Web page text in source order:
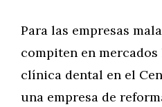
Para las empresas
compiten en
clínica dental en el
una empresa de